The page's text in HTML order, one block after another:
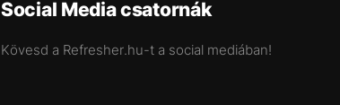
Social Media csatornák
Kövesd a Refresher.hu-t a social mediában!